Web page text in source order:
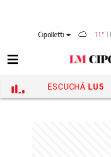
Cipolletti 11°
ESCUCHÁ LU5